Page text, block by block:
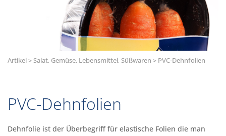
Artikel > Salat, Gemüse, Lebensmittel, Süßwaren > PVC-Dehnfolien
PVC-Dehnfolien
Dehnfolie ist der Überbegriff für elastische Folien die man